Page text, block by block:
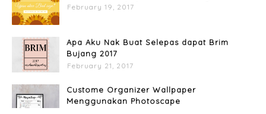
February 19, 2017
Apa Aku Nak Buat Selepas dapat Brim
Bujang 2017
February 21, 2017
Custome Organizer Wallpaper
Menggunakan Photoscape